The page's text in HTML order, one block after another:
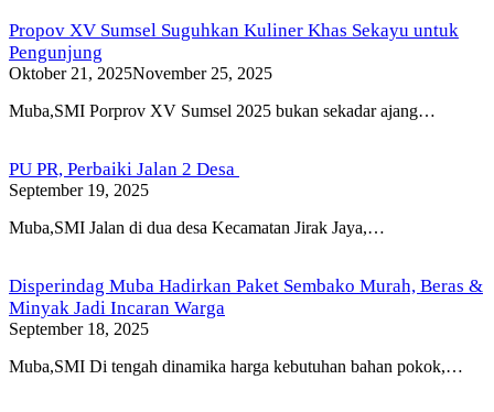
Propov XV Sumsel Suguhkan Kuliner Khas Sekayu untuk
Pengunjung
Oktober 21, 2025November 25, 2025
Muba,SMI Porprov XV Sumsel 2025 bukan sekadar ajang…
PU PR, Perbaiki Jalan 2 Desa
September 19, 2025
Muba,SMI Jalan di dua desa Kecamatan Jirak Jaya,…
Disperindag Muba Hadirkan Paket Sembako Murah, Beras &
Minyak Jadi Incaran Warga
September 18, 2025
Muba,SMI Di tengah dinamika harga kebutuhan bahan pokok,…